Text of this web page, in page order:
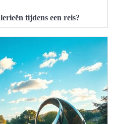
tijdens een reis?